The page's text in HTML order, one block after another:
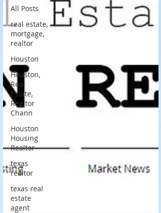
All Posts
real estate,
mortgage,
realtor
Houston
Houston,
Real
Estate,
Realtor
Chann
Houston
Housing
Realtor
texas
realtor
texas real
estate
agent